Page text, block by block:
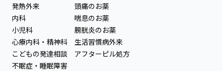
発熱外来
内科
小児科
心療内科・精神科
こどもの発達相談
不眠症・睡眠障害
頭痛のお薬
喘息のお薬
膀胱炎のお薬
生活習慣病外来
アフターピル処方